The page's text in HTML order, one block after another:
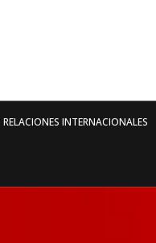
RELACIONES INTERNACIONALES